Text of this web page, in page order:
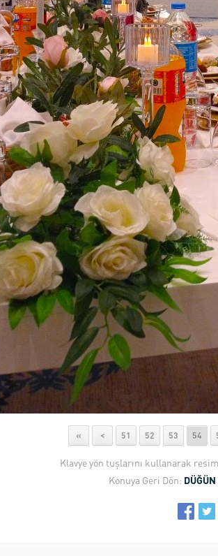
« < 51 52 53 54
Klavye yön tuşlarını kullanarak
Konuya Geri Dön: